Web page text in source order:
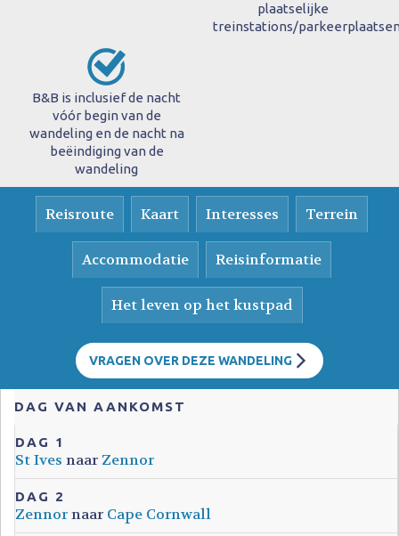
plaatselijke
treinstations/
B&B is inclusief de nacht
vóór begin van de
wandeling en de nacht na
beëindiging van de
wandeling
Reisroute Kaart Interesses Terrein
Accommodatie Reisinformatie
Het leven op het kustpad
VRAGEN OVER DEZE WANDELING
DAG VAN AANKOMST
DAG 1
St Ives naar Zennor
DAG 2
Zennornaar Cape Cornwall